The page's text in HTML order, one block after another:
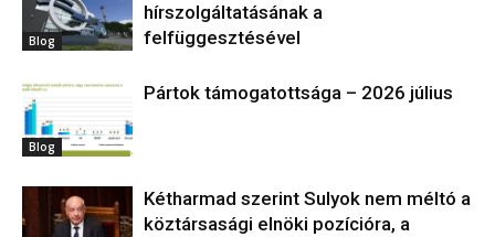
Blog
hírszolgáltatásának a
felfüggesztésével
Blog
Pártok támogatottsága – 2026 július
Kétharmad szerint Sulyok nem méltó a
köztársasági elnöki pozícióra, a